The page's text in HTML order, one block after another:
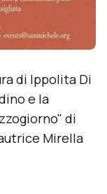
di Ippolita Di
e la
di
Mirella